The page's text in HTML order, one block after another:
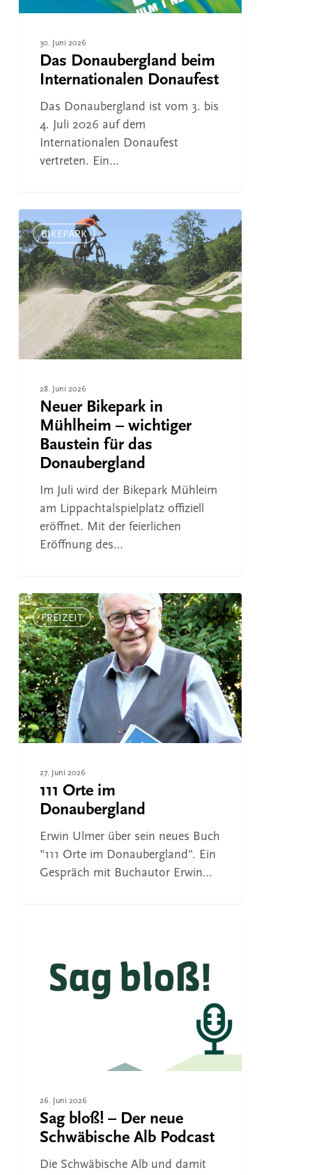
30. Juni 2026
Das Donaubergland beim
Internationalen Donaufest
Das Donaubergland ist vom 3. bis
4. Juli 2026 auf dem
Internationalen Donaufest
vertreten. Ein…
Neuer
Bikepark
in
Mühlheim
–
wichtiger
Baustein
für
das
BIKEPARK
28. Juni 2026
Neuer Bikepark in
Mühlheim – wichtiger
Baustein für das
Donaubergland
Im Juli wird der Bikepark Mühleim
am Lippachtalspielplatz offiziell
eröffnet. Mit der feierlichen
Eröffnung des…
111
Orte
im
Donaubergland
FREIZEIT
27. Juni 2026
111 Orte im
Donaubergland
Erwin Ulmer über sein neues Buch
"111 Orte im Donaubergland". Ein
Gespräch mit Buchautor Erwin…
26. Juni 2026
Sag bloß! – Der neue
Schwäbische Alb Podcast
Die Schwäbische Alb und damit